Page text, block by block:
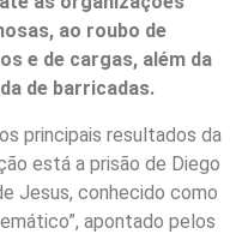
ao roubo de
e de cargas, além da
de barricadas.
principais resultados da
está a prisão de Diego
Jesus, conhecido como
apontado pelos